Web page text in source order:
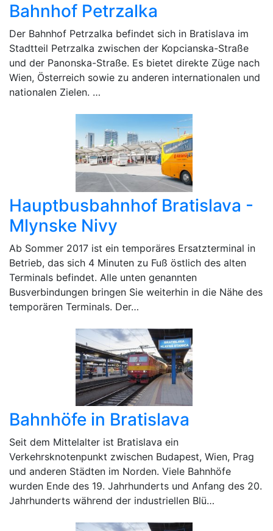
Bahnhof Petrzalka
Der Bahnhof Petrzalka befindet sich in Bratislava im
Stadtteil Petrzalka zwischen der Kopcianska-Straße
und der Panonska-Straße. Es bietet direkte Züge nach
Wien, Österreich sowie zu anderen internationalen und
nationalen Zielen. …
Hauptbusbahnhof Bratislava -
Mlynske Nivy
Ab Sommer 2017 ist ein temporäres Ersatzterminal in
Betrieb, das sich 4 Minuten zu Fuß östlich des alten
Terminals befindet. Alle unten genannten
Busverbindungen bringen Sie weiterhin in die Nähe des
temporären Terminals. Der…
Bahnhöfe in Bratislava
Seit dem Mittelalter ist Bratislava ein
Verkehrsknotenpunkt zwischen Budapest, Wien, Prag
und anderen Städten im Norden. Viele Bahnhöfe
wurden Ende des 19. Jahrhunderts und Anfang des 20.
Jahrhunderts während der industriellen Blü…